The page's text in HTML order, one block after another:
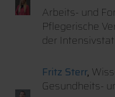
Arbeits- und
Pflegerische
der
Fritz Sterr,
Gesundheits-